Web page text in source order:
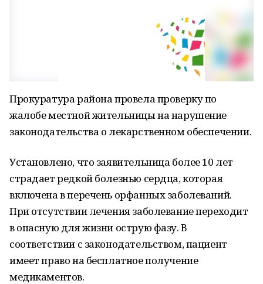
Прокуратура района провела проверку по
жалобе местной жительницы на нарушение
законодательства о лекарственном обеспечении.
Установлено, что заявительница более 10 лет
страдает редкой болезнью сердца, которая
включена в перечень орфанных заболеваний.
При отсутствии лечения заболевание переходит
в опасную для жизни острую фазу. В
соответствии с законодательством, пациент
имеет право на бесплатное получение
медикаментов.